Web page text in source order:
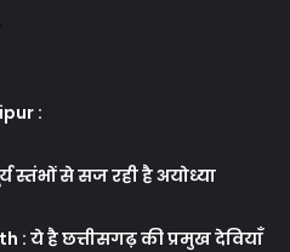
:
स्तंभों से सज रही है अयोध्या
ये है छत्तीसगढ़ की प्रमुख देवियाँ